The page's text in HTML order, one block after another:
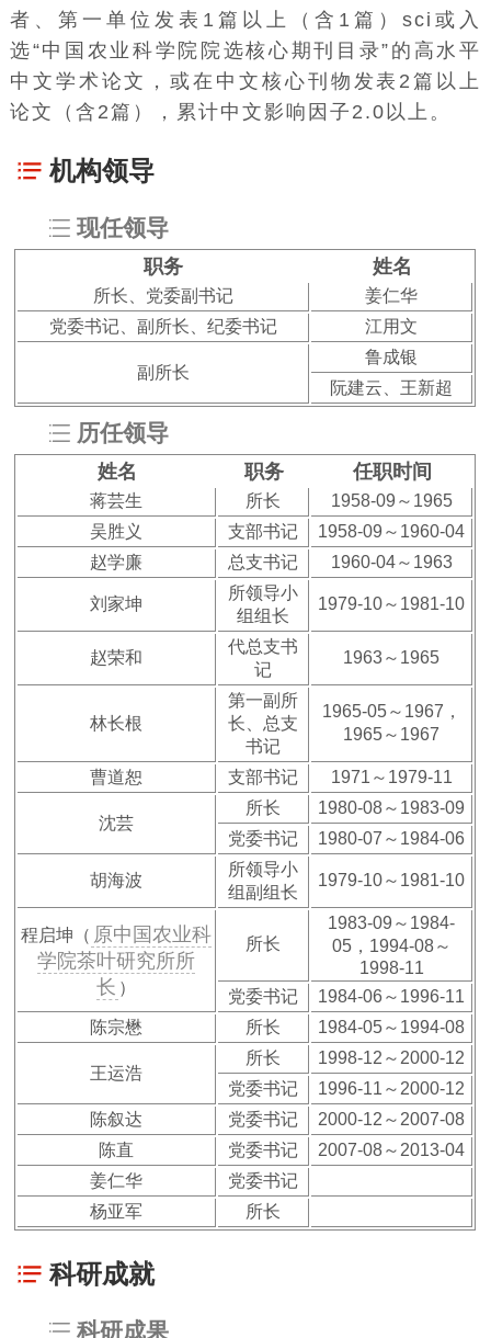
者、第一单位发表1篇以上（含1篇）sci或入
选“中国农业科学院院选核心期刊目录”的高水平
中文学术论文，或在中文核心刊物发表2篇以上
论文（含2篇），累计中文影响因子2.0以上。
机构领导
现任领导
职务 姓名
所长、党委副书记
姜仁华
党委书记、副所长、纪委书记
江用文
副所长
鲁成银
阮建云
王新超
历任领导
姓名 职务 任职时间
蒋芸生 所长
1958-09～1965
吴胜义
支部书记
1958-09～1960-04
赵学廉
总支书记 1960-04～1963
刘家坤
所领导小
组组长
1979-10～1981-10
赵荣和
代总支书
记
1963～1965
林长根
第一副所
长、总支
书记
1965-05～1967，
1965～1967
曹道恕 支部书记 1971～1979-11
沈芸
所长
1980-08～1983-09
党委书记
1980-07～1984-06
胡海波
所领导小
组副组长
1979-10～1981-10
程启坤（ 原中国农业科
学院茶叶研究所所
长 ）
所长
1983-09～1984-
05，1994-08～
1998-11
党委书记
1984-06～1996-11
陈宗懋
所长 1984-05～1994-08
王运浩
所长
1998-12～2000-12
党委书记
1996-11～2000-12
陈叙达
党委书记
2000-12～2007-08
陈直
党委书记
2007-08～2013-04
姜仁华
党委书记
杨亚军
所长
科研成就
科研成果